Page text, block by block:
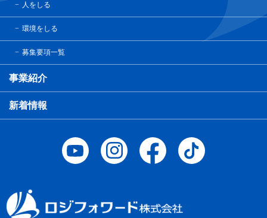
人をしる
環境をしる
募集要項一覧
事業紹介
新着情報